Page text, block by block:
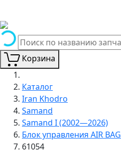
Корзина
Каталог
Iran Khodro
Samand
Samand I (2002—2026)
Блок управления AIR BAG
61054